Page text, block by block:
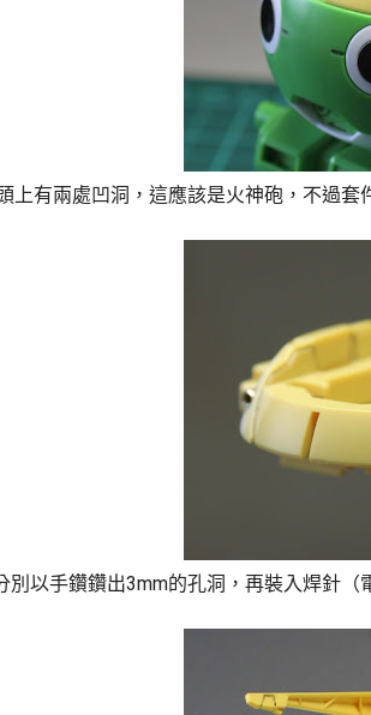
上有兩處凹洞，這應該是火神砲，不過套
別以手鑽鑽出3mm的孔洞，再裝入焊針